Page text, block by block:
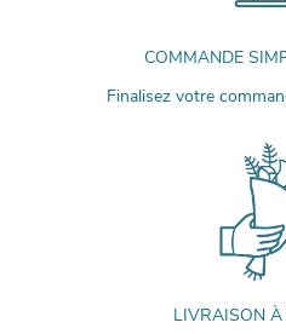
COMMANDE
Finalisez votre
LIVRAISON À